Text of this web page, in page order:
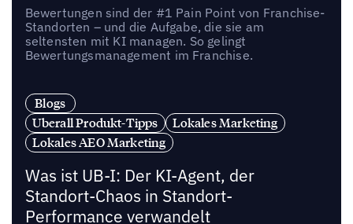
Bewertungen sind der #1 Pain Point von Franchise-
Standorten – und die Aufgabe, die sie am
seltensten mit KI managen. So gelingt
Bewertungsmanagement im Franchise.
Blogs
Uberall Produkt-Tipps
Lokales Marketing
Lokales AEO Marketing
Was ist UB-I: Der KI-Agent, der
Standort-Chaos in Standort-
Performance verwandelt